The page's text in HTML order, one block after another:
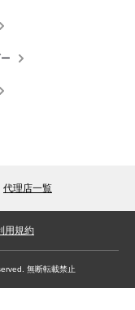
代理店一覧
用規約
無断転載禁止